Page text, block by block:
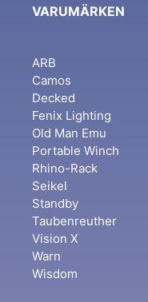
VARUMÄRKEN
ARB
Camos
Decked
Fenix Lighting
Old Man Emu
Portable Winch
Rhino-Rack
Seikel
Standby
Taubenreuther
Vision X
Warn
Wisdom